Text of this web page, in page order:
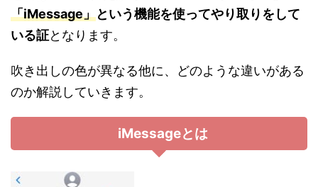
「iMessage」という機能を使ってやり取りをして
いる証となります。
吹き出しの色が異なる他に、どのような違いがある
のか解説していきます。
iMessageとは